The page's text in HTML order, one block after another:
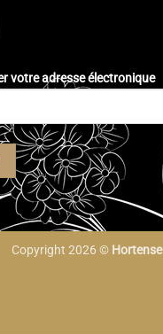
votre adresse électronique
Copyright 2026 © Hortense